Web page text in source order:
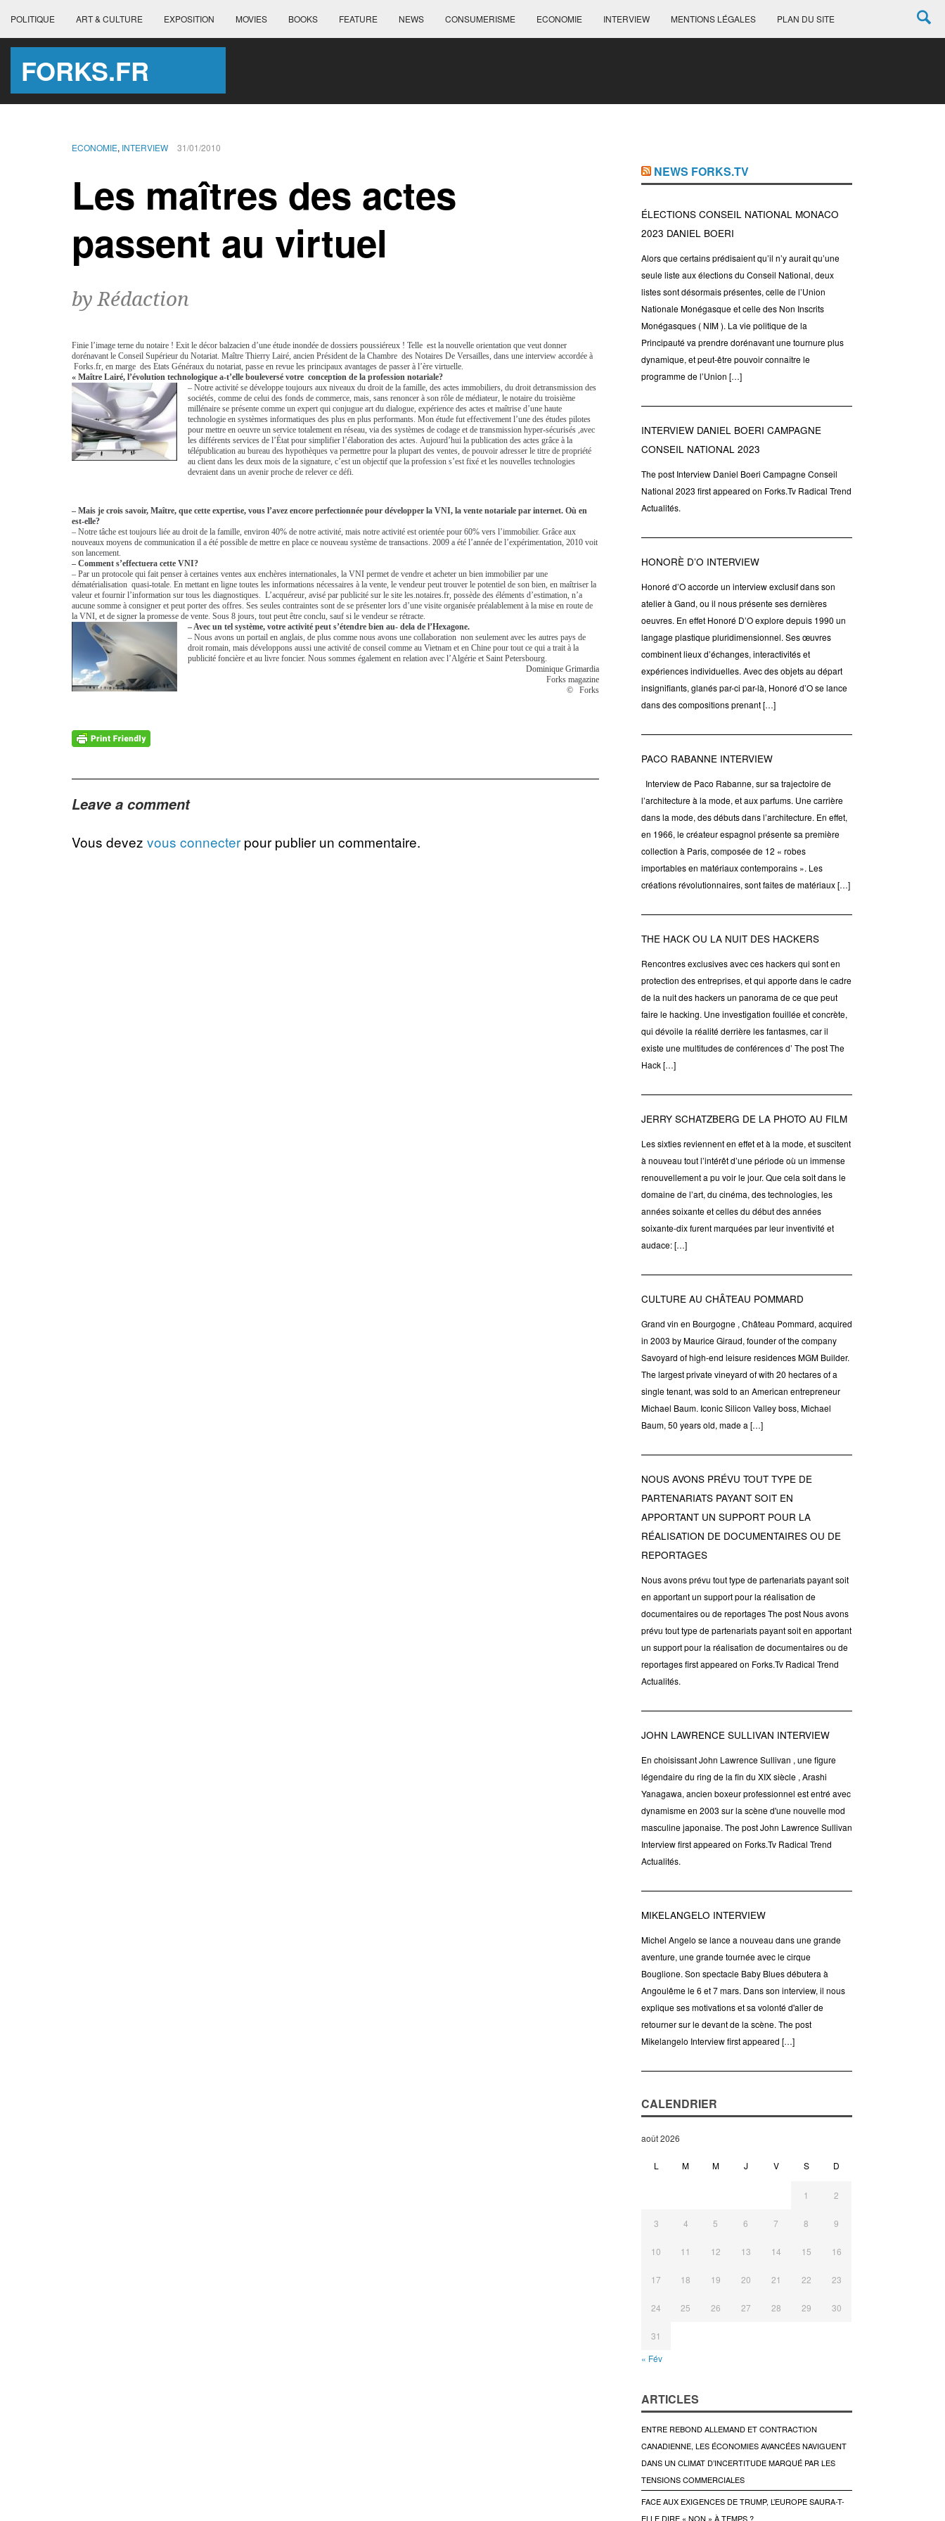
POLITIQUE ART & CULTURE EXPOSITION MOVIES BOOKS FEATURE NEWS CONSUMERISME ECONOMIE INTERVIEW MENTIONS LÉGALES PLAN DU SITE
FORKS.FR
ECONOMIE, INTERVIEW 31/01/2010
Les maîtres des actes
passent au virtuel
by Rédaction
Finie l’image terne du notaire ! Exit le décor balzacien d’une étude inondée de dossiers poussiéreux ! Telle est la nouvelle orientation que veut donner
dorénavant le Conseil Supérieur du Notariat. Maître Thierry Lairé, ancien Président de la Chambre des Notaires De Versailles, dans une interview accordée à
Forks.fr, en marge des Etats Généraux du notariat, passe en revue les principaux avantages de passer à l’ère virtuelle.
« Maître Lairé, l’évolution technologique a-t’elle bouleversé votre conception de la profession notariale?
– Notre activité se développe toujours aux niveaux du droit de la famille, des actes immobiliers, du droit detransmission des
sociétés, comme de celui des fonds de commerce, mais, sans renoncer à son rôle de médiateur, le notaire du troisième
millénaire se présente comme un expert qui conjugue art du dialogue, expérience des actes et maîtrise d’une haute
technologie en systèmes informatiques des plus en plus performants. Mon étude fut effectivement l’une des études pilotes
pour mettre en oeuvre un service totalement en réseau, via des systèmes de codage et de transmission hyper-sécurisés ,avec
les différents services de l’État pour simplifier l’élaboration des actes. Aujourd’hui la publication des actes grâce à la
télépublication au bureau des hypothèques va permettre pour la plupart des ventes, de pouvoir adresser le titre de propriété
au client dans les deux mois de la signature, c’est un objectif que la profession s’est fixé et les nouvelles technologies
devraient dans un avenir proche de relever ce défi.
– Mais je crois savoir, Maître, que cette expertise, vous l’avez encore perfectionnée pour développer la VNI, la vente notariale par internet. Où en
est-elle?
– Notre tâche est toujours liée au droit de la famille, environ 40% de notre activité, mais notre activité est orientée pour 60% vers l’immobilier. Grâce aux
nouveaux moyens de communication il a été possible de mettre en place ce nouveau système de transactions. 2009 a été l’année de l’expérimentation, 2010 voit
son lancement.
– Comment s’effectuera cette VNI?
– Par un protocole qui fait penser à certaines ventes aux enchères internationales, la VNI permet de vendre et acheter un bien immobilier par une
dématérialisation quasi-totale. En mettant en ligne toutes les informations nécessaires à la vente, le vendeur peut trouver le potentiel de son bien, en maîtriser la
valeur et fournir l’information sur tous les diagnostiques. L’acquéreur, avisé par publicité sur le site les.notaires.fr, possède des éléments d’estimation, n’a
aucune somme à consigner et peut porter des offres. Ses seules contraintes sont de se présenter lors d’une visite organisée préalablement à la mise en route de
la VNI, et de signer la promesse de vente. Sous 8 jours, tout peut être conclu, sauf si le vendeur se rétracte.
– Avec un tel système, votre activité peut s’étendre bien au- dela de l’Hexagone.
– Nous avons un portail en anglais, de plus comme nous avons une collaboration non seulement avec les autres pays de
droit romain, mais développons aussi une activité de conseil comme au Vietnam et en Chine pour tout ce qui a trait à la
publicité foncière et au livre foncier. Nous sommes également en relation avec l’Algérie et Saint Petersbourg.
Dominique Grimardia
Forks magazine
© Forks
Leave a comment
Vous devez vous connecter pour publier un commentaire.
NEWS FORKS.TV
ÉLECTIONS CONSEIL NATIONAL MONACO
2023 DANIEL BOERI
Alors que certains prédisaient qu’il n’y aurait qu’une
seule liste aux élections du Conseil National, deux
listes sont désormais présentes, celle de l’Union
Nationale Monégasque et celle des Non Inscrits
Monégasques ( NIM ). La vie politique de la
Principauté va prendre dorénavant une tournure plus
dynamique, et peut-être pouvoir connaître le
programme de l’Union […]
INTERVIEW DANIEL BOERI CAMPAGNE
CONSEIL NATIONAL 2023
The post Interview Daniel Boeri Campagne Conseil
National 2023 first appeared on Forks.Tv Radical Trend
Actualités.
HONORÈ D’O INTERVIEW
Honoré d’O accorde un interview exclusif dans son
atelier à Gand, ou il nous présente ses dernières
oeuvres. En effet Honoré D’O explore depuis 1990 un
langage plastique pluridimensionnel. Ses œuvres
combinent lieux d’échanges, interactivités et
expériences individuelles. Avec des objets au départ
insignifiants, glanés par-ci par-là, Honoré d’O se lance
dans des compositions prenant […]
PACO RABANNE INTERVIEW
Interview de Paco Rabanne, sur sa trajectoire de
l’architecture à la mode, et aux parfums. Une carrière
dans la mode, des débuts dans l’architecture. En effet,
en 1966, le créateur espagnol présente sa première
collection à Paris, composée de 12 « robes
importables en matériaux contemporains ». Les
créations révolutionnaires, sont faites de matériaux […]
THE HACK OU LA NUIT DES HACKERS
Rencontres exclusives avec ces hackers qui sont en
protection des entreprises, et qui apporte dans le cadre
de la nuit des hackers un panorama de ce que peut
faire le hacking. Une investigation fouillée et concrète,
qui dévoile la réalité derrière les fantasmes, car il
existe une multitudes de conférences d’ The post The
Hack […]
JERRY SCHATZBERG DE LA PHOTO AU FILM
Les sixties reviennent en effet et à la mode, et suscitent
à nouveau tout l’intérêt d’une période où un immense
renouvellement a pu voir le jour. Que cela soit dans le
domaine de l’art, du cinéma, des technologies, les
années soixante et celles du début des années
soixante-dix furent marquées par leur inventivité et
audace: […]
CULTURE AU CHÂTEAU POMMARD
Grand vin en Bourgogne , Château Pommard, acquired
in 2003 by Maurice Giraud, founder of the company
Savoyard of high-end leisure residences MGM Builder.
The largest private vineyard of with 20 hectares of a
single tenant, was sold to an American entrepreneur
Michael Baum. Iconic Silicon Valley boss, Michael
Baum, 50 years old, made a […]
NOUS AVONS PRÉVU TOUT TYPE DE
PARTENARIATS PAYANT SOIT EN
APPORTANT UN SUPPORT POUR LA
RÉALISATION DE DOCUMENTAIRES OU DE
REPORTAGES
Nous avons prévu tout type de partenariats payant soit
en apportant un support pour la réalisation de
documentaires ou de reportages The post Nous avons
prévu tout type de partenariats payant soit en apportant
un support pour la réalisation de documentaires ou de
reportages first appeared on Forks.Tv Radical Trend
Actualités.
JOHN LAWRENCE SULLIVAN INTERVIEW
En choisissant John Lawrence Sullivan , une figure
légendaire du ring de la fin du XIX siècle , Arashi
Yanagawa, ancien boxeur professionnel est entré avec
dynamisme en 2003 sur la scène d'une nouvelle mod
masculine japonaise. The post John Lawrence Sullivan
Interview first appeared on Forks.Tv Radical Trend
Actualités.
MIKELANGELO INTERVIEW
Michel Angelo se lance a nouveau dans une grande
aventure, une grande tournée avec le cirque
Bouglione. Son spectacle Baby Blues débutera à
Angoulême le 6 et 7 mars. Dans son interview, il nous
explique ses motivations et sa volonté d'aller de
retourner sur le devant de la scène. The post
Mikelangelo Interview first appeared […]
CALENDRIER
août 2026
L M M J V S D
1 2
3 4 5 6 7 8 9
10 11 12 13 14 15 16
17 18 19 20 21 22 23
24 25 26 27 28 29 30
31
« Fév
ARTICLES
ENTRE REBOND ALLEMAND ET CONTRACTION
CANADIENNE, LES ÉCONOMIES AVANCÉES NAVIGUENT
DANS UN CLIMAT D’INCERTITUDE MARQUÉ PAR LES
TENSIONS COMMERCIALES
FACE AUX EXIGENCES DE TRUMP, L’EUROPE SAURA-T-
ELLE DIRE « NON » À TEMPS ?